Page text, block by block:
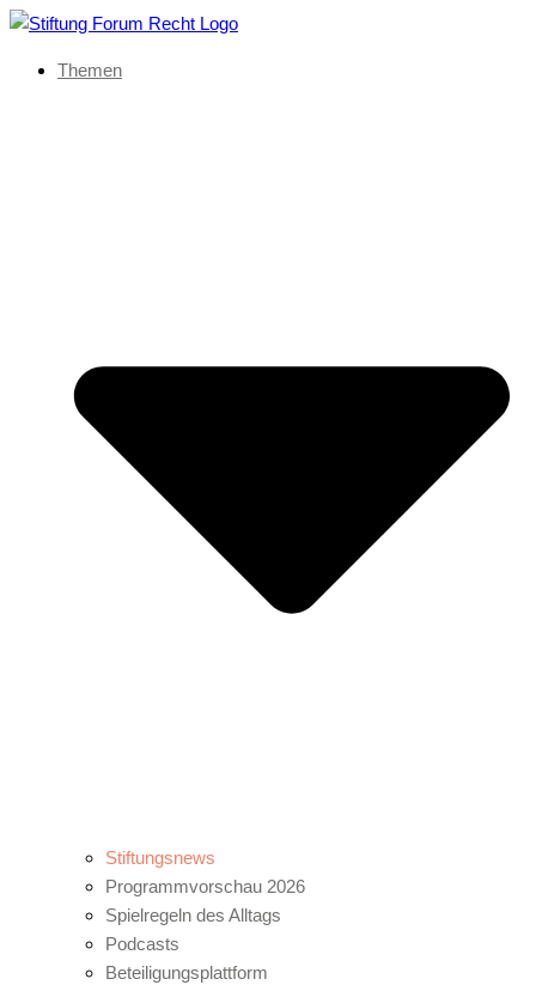
Themen
Stiftungsnews
Programmvorschau 2026
Spielregeln des Alltags
Podcasts
Beteiligungsplattform